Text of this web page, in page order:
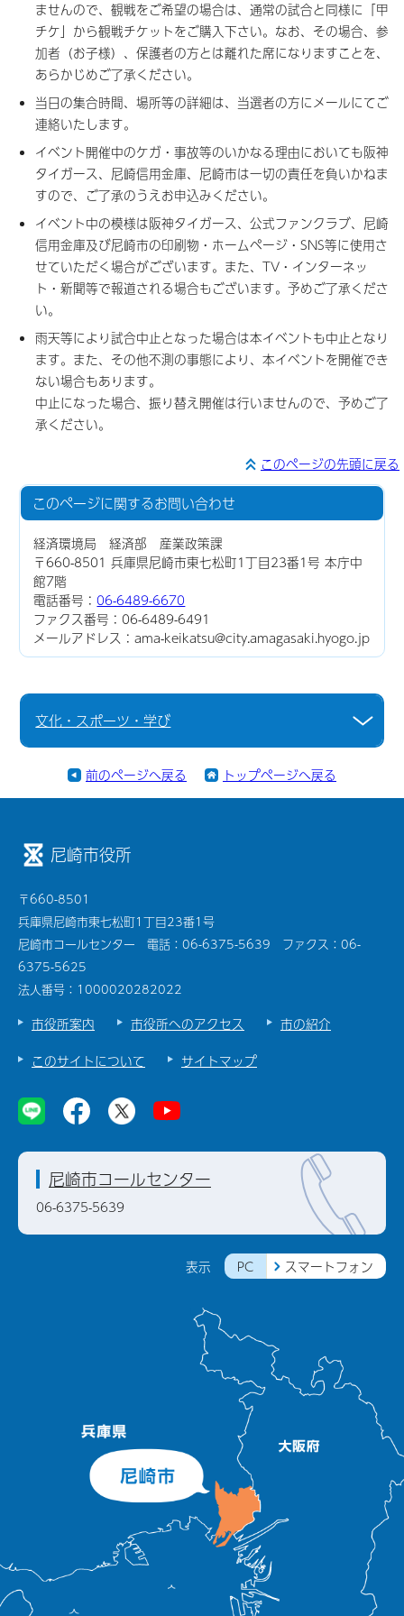
ませんので、観戦をご希望の場合は、通常の試合と同様に「甲
チケ」から観戦チケットをご購入下さい。なお、その場合、参
加者（お子様）、保護者の方とは離れた席になりますことを、
あらかじめご了承ください。
当日の集合時間、場所等の詳細は、当選者の方にメールにてご
連絡いたします。
イベント開催中のケガ・事故等のいかなる理由においても阪神
タイガース、尼崎信用金庫、尼崎市は一切の責任を負いかねま
すので、ご了承のうえお申込みください。
イベント中の模様は阪神タイガース、公式ファンクラブ、尼崎
信用金庫及び尼崎市の印刷物・ホームページ・SNS等に使用さ
せていただく場合がございます。また、TV・インターネッ
ト・新聞等で報道される場合もございます。予めご了承くださ
い。
雨天等により試合中止となった場合は本イベントも中止となり
ます。また、その他不測の事態により、本イベントを開催でき
ない場合もあります。
中止になった場合、振り替え開催は行いませんので、予めご了
承ください。
このページの先頭に戻る
このページに関するお問い合わせ
経済環境局 経済部 産業政策課
〒660-8501 兵庫県尼崎市東七松町1丁目23番1号 本庁中
館7階
電話番号：06-6489-6670
ファクス番号：06-6489-6491
メールアドレス：ama-keikatsu@city.amagasaki.hyogo.jp
文化・スポーツ・学び
前のページへ戻る トップページへ戻る
尼崎市役所
〒660-8501
兵庫県尼崎市東七松町1丁目23番1号
尼崎市コールセンター 電話：06-6375-5639 ファクス：06-
6375-5625
法人番号：1000020282022
市役所案内 市役所へのアクセス
市の紹介
このサイトについて
サイトマップ
表示 PC スマートフォン
尼崎市コールセンター
06-6375-5639